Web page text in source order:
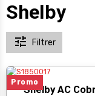
Shelby
Filtrer
Promo
Shelby AC